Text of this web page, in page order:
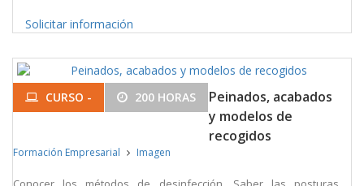
Solicitar información
CURSO - 200 HORAS
Peinados, acabados
y modelos de
recogidos
Formación Empresarial Imagen